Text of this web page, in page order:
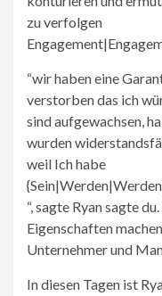
zu verfolgen
“wir haben eine
verstorben das ich
sind aufgewachsen,
wurden
weil Ich habe
“, sagte Ryan sagte
Eigenschaften
Unternehmer und
In diesen Tagen ist